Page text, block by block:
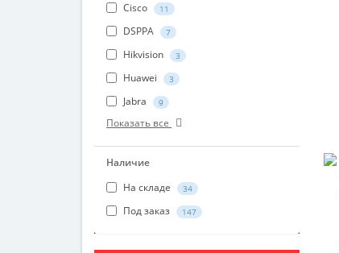
Cisco 11
DSPPA 7
Hikvision 3
Huawei 3
Jabra 9
Показать все
Наличие
На складе
34
Под заказ 147